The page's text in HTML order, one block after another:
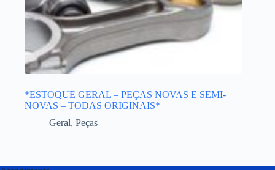
*ESTOQUE GERAL – PEÇAS NOVAS E SEMI-
NOVAS – TODAS ORIGINAIS*
Geral, Peças